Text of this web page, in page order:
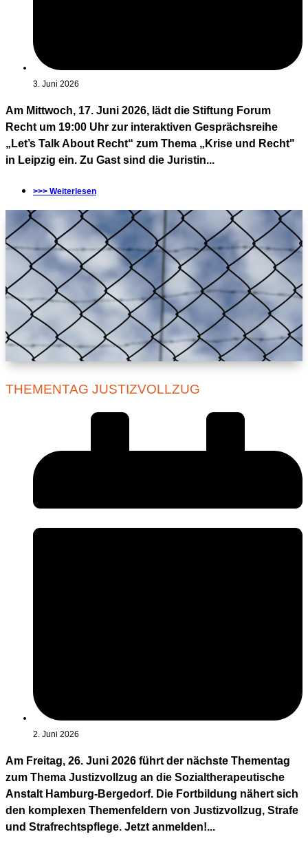
3. Juni 2026
Am Mittwoch, 17. Juni 2026, lädt die Stiftung Forum
Recht um 19:00 Uhr zur interaktiven Gesprächsreihe
„Let’s Talk About Recht“ zum Thema „Krise und Recht"
in Leipzig ein. Zu Gast sind die Juristin...
>>> Weiterlesen
THEMENTAG JUSTIZVOLLZUG
2. Juni 2026
Am Freitag, 26. Juni 2026 führt der nächste Thementag
zum Thema Justizvollzug an die Sozialtherapeutische
Anstalt Hamburg-Bergedorf. Die Fortbildung nähert sich
den komplexen Themenfeldern von Justizvollzug, Strafe
und Strafrechtspflege. Jetzt anmelden!...